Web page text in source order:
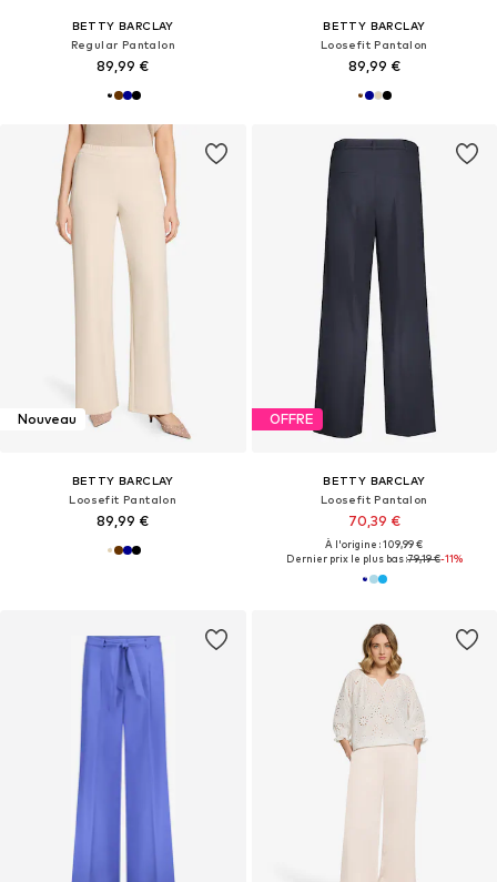
BETTY BARCLAY
Regular Pantalon
89,99 €
BETTY BARCLAY
Loosefit Pantalon
89,99 €
Nouveau
BETTY BARCLAY
Loosefit Pantalon
89,99 €
OFFRE
BETTY BARCLAY
Loosefit Pantalon
70,39 €
À l'origine : 109,99 €
Dernier prix le plus bas :79,19 €-11%